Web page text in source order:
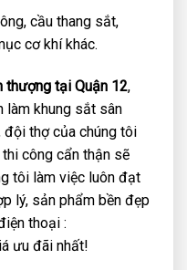
cầu thang sắt,
cơ khí khác.
thượng tại Quận 12,
làm khung sắt sân
đội thợ của chúng tôi
công cẩn thận sẽ
tôi làm việc luôn đạt
lý, sản phẩm bền đẹp
thoại :
ưu đãi nhất!